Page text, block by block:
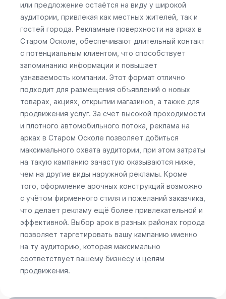
или предложение остаётся на виду у широкой
аудитории, привлекая как местных жителей, так и
гостей города. Рекламные поверхности на арках в
Старом Осколе, обеспечивают длительный контакт
с потенциальным клиентом, что способствует
запоминанию информации и повышает
узнаваемость компании. Этот формат отлично
подходит для размещения объявлений о новых
товарах, акциях, открытии магазинов, а также для
продвижения услуг. За счёт высокой проходимости
и плотного автомобильного потока, реклама на
арках в Старом Осколе позволяет добиться
максимального охвата аудитории, при этом затраты
на такую кампанию зачастую оказываются ниже,
чем на другие виды наружной рекламы. Кроме
того, оформление арочных конструкций возможно
с учётом фирменного стиля и пожеланий заказчика,
что делает рекламу ещё более привлекательной и
эффективной. Выбор арок в разных районах города
позволяет таргетировать вашу кампанию именно
на ту аудиторию, которая максимально
соответствует вашему бизнесу и целям
продвижения.